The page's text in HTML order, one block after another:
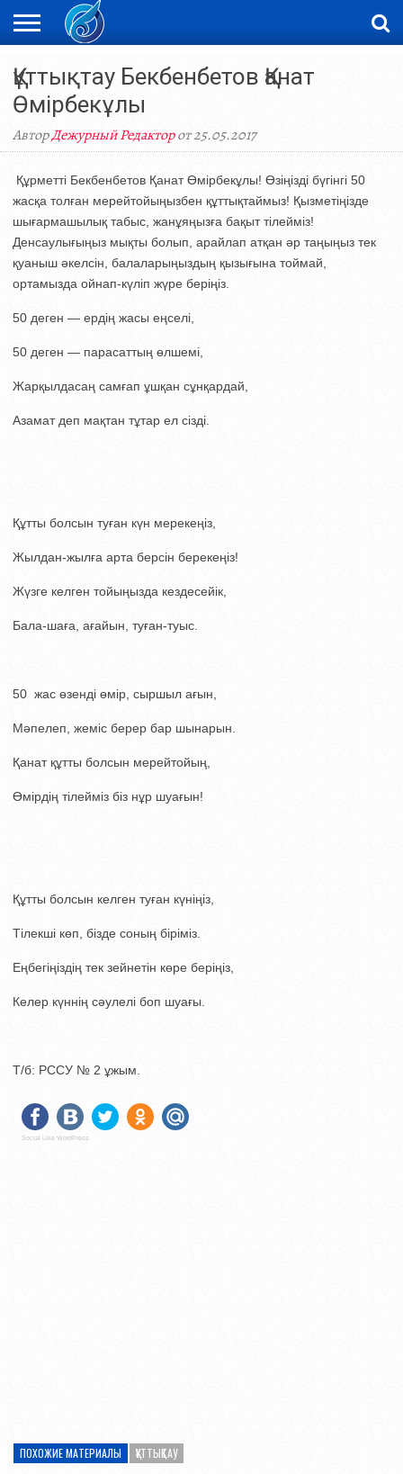
НОВОСТИ
ВИДЕО
ФОТОРЕПОРТАЖИ
ОРКЕН
Құттықтау Бекбенбетов Қанат
Өмірбекұлы
АвторДежурный Редакторот 25.05.2017
Құрметті Бекбенбетов Қанат Өмірбекұлы! Өзіңізді бүгінгі 50
жасқа толған мерейтойыңызбен құттықтаймыз! Қызметіңізде
шығармашылық табыс, жанұяңызға бақыт тілейміз!
Денсаулығыңыз мықты болып, арайлап атқан әр таңыңыз тек
қуаныш әкелсін, балаларыңыздың қызығына тоймай,
ортамызда ойнап-күліп жүре беріңіз.
50 деген — ердің жасы еңселі,
50 деген — парасаттың өлшемі,
Жарқылдасаң самғап ұшқан сұнқардай,
Азамат деп мақтан тұтар ел сізді.
Құтты болсын туған күн мерекеңіз,
Жылдан-жылға арта берсін берекеңіз!
Жүзге келген тойыңызда кездесейік,
Бала-шаға, ағайын, туған-туыс.
50 жас өзенді өмір, сыршыл ағын,
Мәпелеп, жеміс берер бар шынарын.
Қанат құтты болсын мерейтойың,
Өмірдің тілейміз біз нұр шуағын!
Құтты болсын келген туған күніңіз,
Тілекші көп, бізде соның біріміз.
Еңбегіңіздің тек зейнетін көре беріңіз,
Келер күннің сәулелі боп шуағы.
Т/б: РССУ № 2 ұжым.
Social Like WordPress
ПОХОЖИЕ МАТЕРИАЛЫ ҚҰТТЫҚТАУ